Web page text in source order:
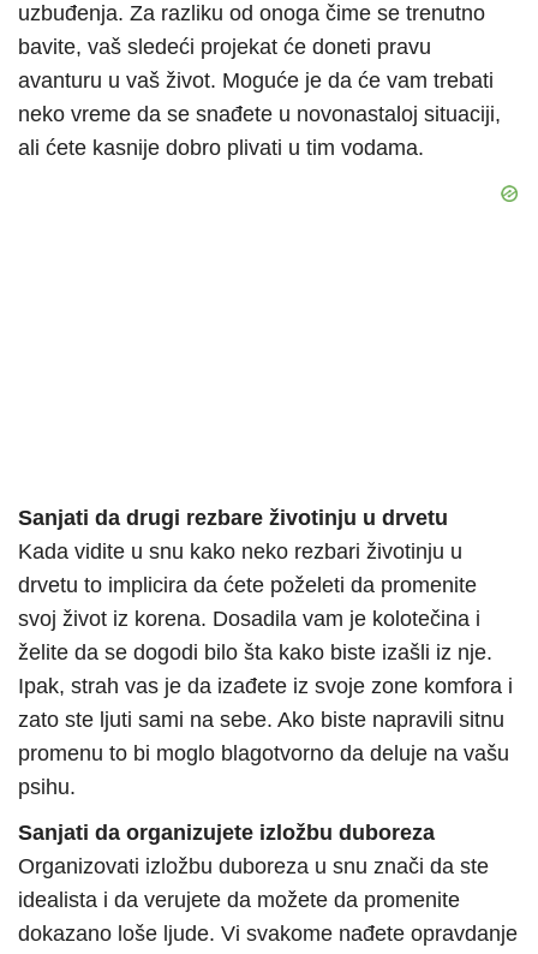
uzbuđenja. Za razliku od onoga čime se trenutno
bavite, vaš sledeći projekat će doneti pravu
avanturu u vaš život. Moguće je da će vam trebati
neko vreme da se snađete u novonastaloj situaciji,
ali ćete kasnije dobro plivati u tim vodama.
Sanjati da drugi rezbare životinju u drvetu
Kada vidite u snu kako neko rezbari životinju u
drvetu to implicira da ćete poželeti da promenite
svoj život iz korena. Dosadila vam je kolotečina i
želite da se dogodi bilo šta kako biste izašli iz nje.
Ipak, strah vas je da izađete iz svoje zone komfora i
zato ste ljuti sami na sebe. Ako biste napravili sitnu
promenu to bi moglo blagotvorno da deluje na vašu
psihu.
Sanjati da organizujete izložbu duboreza
Organizovati izložbu duboreza u snu znači da ste
idealista i da verujete da možete da promenite
dokazano loše ljude. Vi svakome nađete opravdanje